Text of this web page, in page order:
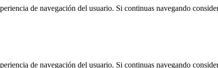
de navegación del usuario. Si continuas navegando
de navegación del usuario. Si continuas navegando